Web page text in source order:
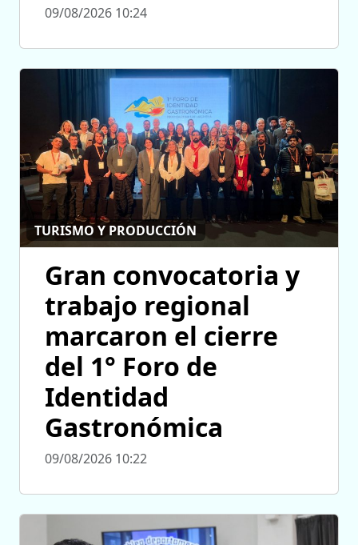
09/08/2026 10:24
TURISMO Y PRODUCCIÓN
Gran convocatoria y
trabajo regional
marcaron el cierre
del 1° Foro de
Identidad
Gastronómica
09/08/2026 10:22